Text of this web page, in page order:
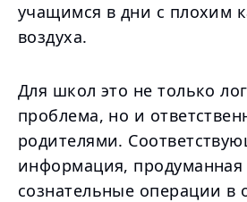
учащимся в дни с плохим
воздуха.
Для школ это не только
проблема, но и
родителями.
информация, продуманная
сознательные операции в